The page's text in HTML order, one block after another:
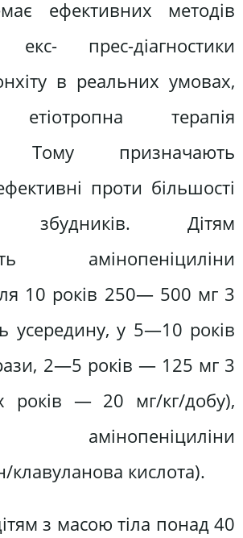
ефективних методів
екс- прес-діагностики
в реальних умовах,
етіотропна терапія
Тому призначають
проти більшості
збудників. Дітям
амінопеніциліни
10 років 250— 500 мг 3
усередину, у 5—10 років
2—5 років — 125 мг 3
років — 20 мг/кг/добу),
амінопеніциліни
клавуланова кислота).
з масою тіла понад 40